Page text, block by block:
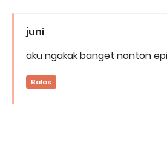
juni
aku ngakak banget nonton
Balas